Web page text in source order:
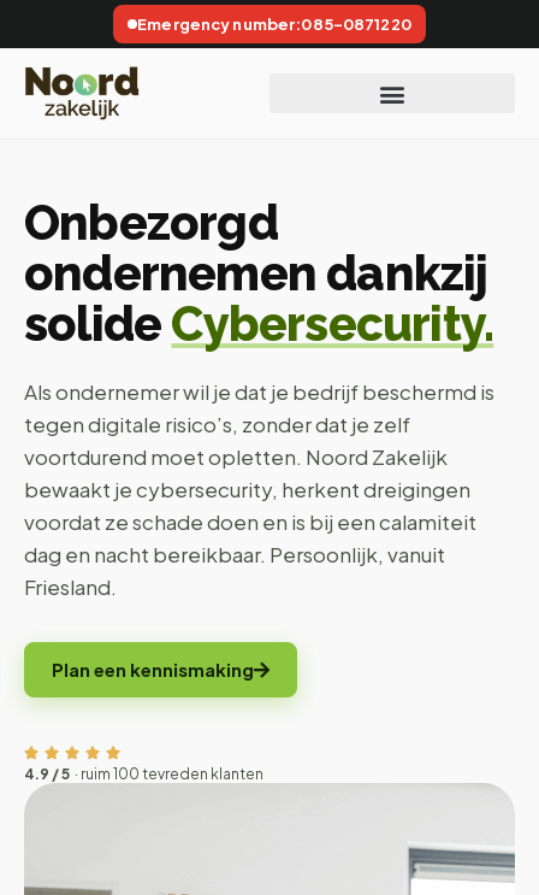
Emergency number:085-0871220
Onbezorgd
ondernemen dankzij
solideCybersecurity.
Als ondernemer wil je dat je bedrijf beschermd is
tegen digitale risico’s, zonder dat je zelf
voortdurend moet opletten. Noord Zakelijk
bewaakt je cybersecurity, herkent dreigingen
voordat ze schade doen en is bij een calamiteit
dag en nacht bereikbaar. Persoonlijk, vanuit
Friesland.
Plan een kennismaking
4.9 / 5 · ruim 100 tevreden klanten